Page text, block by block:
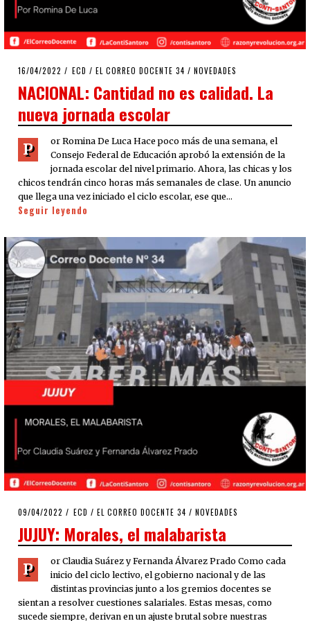
POSTED
16/04/2022 15/04/2022
ECD / EL CORREO DOCENTE 34 / NOVEDADES
NACIONAL: Cantidad no es calidad. La
nueva jornada escolar
P
or Romina De Luca Hace poco más de una semana, el
Consejo Federal de Educación aprobó la extensión de la
jornada escolar del nivel primario. Ahora, las chicas y los
chicos tendrán cinco horas más semanales de clase. Un anuncio
que llega una vez iniciado el ciclo escolar, ese que…
Seguir leyendo
POSTED
09/04/2022 09/04/2022
ECD / EL CORREO DOCENTE 34 / NOVEDADES
JUJUY: Morales, el malabarista
P
or Claudia Suárez y Fernanda Álvarez Prado Como cada
inicio del ciclo lectivo, el gobierno nacional y de las
distintas provincias junto a los gremios docentes se
sientan a resolver cuestiones salariales. Estas mesas, como
sucede siempre, derivan en un ajuste brutal sobre nuestras